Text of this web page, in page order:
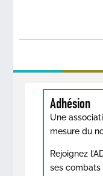
Adhésion
Une
mesure du
Rejoignez
ses